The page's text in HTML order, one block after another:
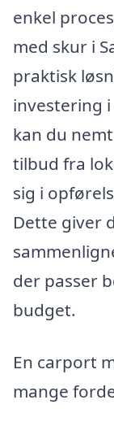
enkel
med skur i
praktisk
investering
kan du
tilbud fra
sig i
Dette giver
der passer
budget.
En carport
mange